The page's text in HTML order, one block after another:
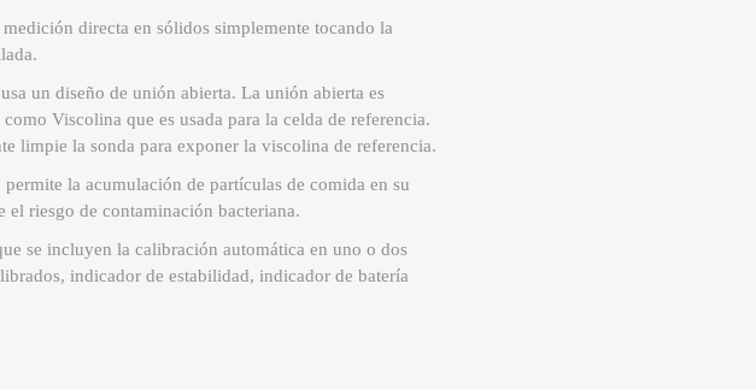
directa en sólidos simplemente tocando la
un diseño de unión abierta. La unión abierta es
Viscolina que es usada para la celda de referencia.
limpie la sonda para exponer la viscolina de referencia.
la acumulación de partículas de comida en su
riesgo de contaminación bacteriana.
se incluyen la calibración automática en uno o dos
indicador de estabilidad, indicador de batería